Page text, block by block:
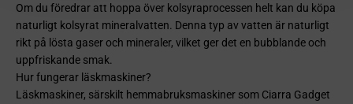
Om du föredrar att hoppa över kolsyraprocessen helt kan du köpa
naturligt kolsyrat mineralvatten. Denna typ av vatten är naturligt
rikt på lösta gaser och mineraler, vilket ger det en bubblande och
uppfriskande smak.
Hur fungerar läskmaskiner?
Läskmaskiner, särskilt hemmabruksmaskiner som Ciarra Gadget